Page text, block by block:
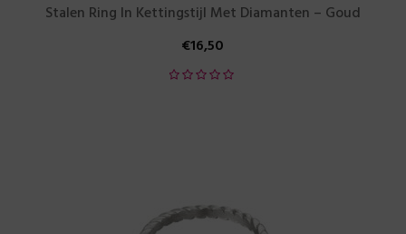
Stalen Ring In Kettingstijl Met Diamanten – Goud
€16,50